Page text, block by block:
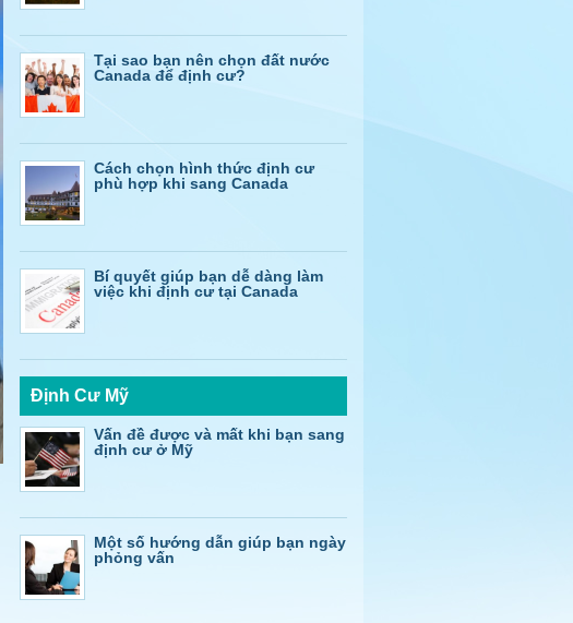
Tại sao bạn nên chọn đất nước
Canada để định cư?
Cách chọn hình thức định cư
phù hợp khi sang Canada
Bí quyết giúp bạn dễ dàng làm
việc khi định cư tại Canada
Định Cư Mỹ
Vấn đề được và mất khi bạn sang
định cư ở Mỹ
Một số hướng dẫn giúp bạn ngày
phỏng vấn